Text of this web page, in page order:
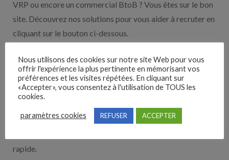
VRP ou encore un commercial BtoB ? Vous êtes sur le bon
site. Découvrez nos solutions pour vous aider à recruter en
cliquant sur le bouton ci-dessous.
Nos solutions entreprises
Découvrez nos partenaires ! Moteurs de recherches,
multidiffuseurs, sites payant… nombreux sont nos
partenaires. Si vous travaillez avec un ATS nous avons
rapide.
Nous utilisons des cookies sur notre site Web pour vous
offrir l'expérience la plus pertinente en mémorisant vos
préférences et les visites répétées. En cliquant sur
«Accepter», vous consentez à l'utilisation de TOUS les
cookies.
paramètres cookies REFUSER ACCEPTER